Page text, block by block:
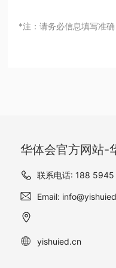
*注：请务必信息填写准
华体会官方网站-
联系电话: 188
Email:
yishuied.cn